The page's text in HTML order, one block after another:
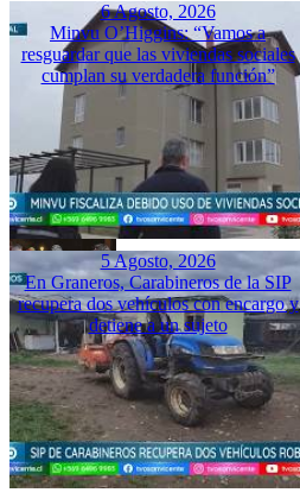
6 Agosto, 2026
Minvu O’Higgins: “Vamos a
resguardar que las viviendas sociales
cumplan su verdadera función”
5 Agosto, 2026
En Graneros, Carabineros de la SIP
recupera dos vehículos con encargo y
detiene a un sujeto